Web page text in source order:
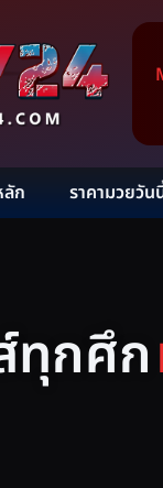
ก ราคามวยวัน
ทุกศึก